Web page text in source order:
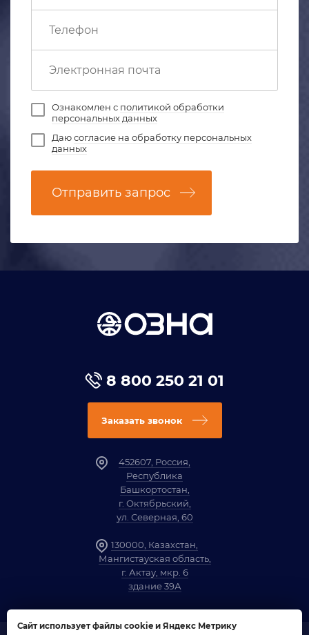
Ознакомлен с политикой обработки
персональных данных
Даюсогласие на обработку персональных
данных
Отправить запрос
8 800 250 21 01
Заказать звонок
452607, Россия,
Республика
Башкортостан,
г. Октябрьский,
ул. Северная, 60
130000, Казахстан,
Мангистауская область,
г. Актау, мкр. 6
здание 39А
Сайт использует файлы cookie и Яндекс Метрику